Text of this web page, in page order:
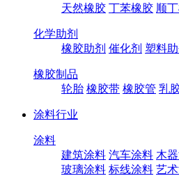
天然橡胶 丁苯橡胶 顺
化学助剂
橡胶助剂 催化剂 塑料助
橡胶制品
轮胎 橡胶带 橡胶管 乳
涂料行业
涂料
建筑涂料 汽车涂料 木
玻璃涂料 标线涂料 艺